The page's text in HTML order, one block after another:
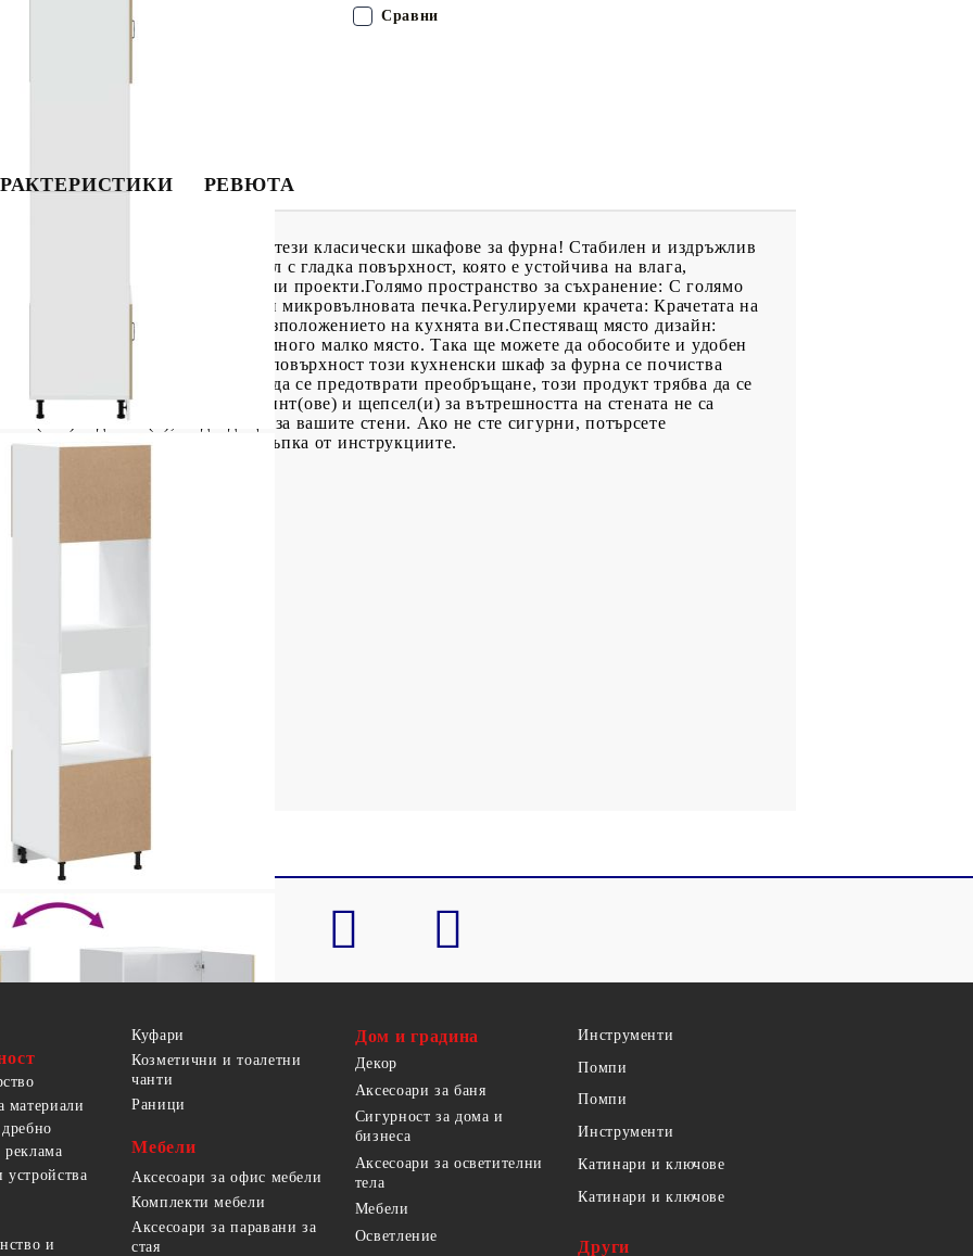
Сравни
РЕВЮТА
за съхранение на фурната си с тези класически шкафове за фурна! Стабилен и издръжлив
издръжлив и стабилен материал с гладка повърхност, която е устойчива на влага,
надежден избор за различни проекти.Голямо пространство за съхранение: С голямо
за поставяне на фурната и микровълновата печка.Регулируеми крачета: Крачетата на
височина, за да отговарят на разположението на кухнята ви.Спестяващ място дизайн:
този модул за фурна заема много малко място. Така ще можете да обособите и удобен
Благодарение на гладката си повърхност този кухненски шкаф за фурна се почиства
поддръжка. Внимание:За да се предотврати преобръщане, този продукт трябва да се
за стена. Добре е да се знае:Винт(ове) и щепсел(и) за вътрешността на стената не са
и дюбел(и), подходящи за вашите стени. Ако не сте сигурни, потърсете
внимателно всяка стъпка от инструкциите.
см (Ш x Д x В)
материали
и
Куфари
Козметични и тоалетни
чанти
Раници
Мебели
Аксесоари за офис мебели
Комплекти мебели
Аксесоари за паравани за
стая
Дом и градина
Декор
Аксесоари за баня
Сигурност за дома и
бизнеса
Аксесоари за осветителни
тела
Мебели
Осветление
Инструменти
Помпи
Помпи
Инструменти
Катинари и ключове
Катинари и ключове
Други